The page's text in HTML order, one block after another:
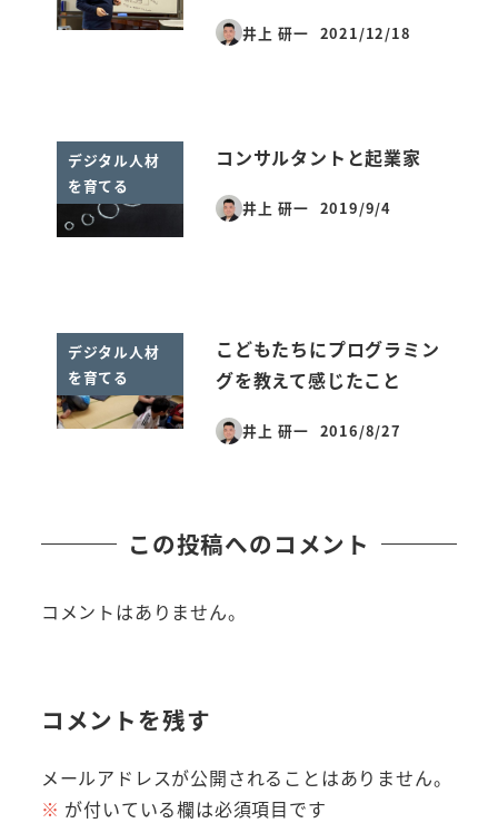
井上 研一
投稿日
2021/12/18
デジタル人材
を育てる
コンサルタントと起業家
井上 研一
投稿日
2019/9/4
デジタル人材
を育てる
こどもたちにプログラミン
グを教えて感じたこと
井上 研一
投稿日
2016/8/27
この投稿へのコメント
コメントはありません。
コメントを残す
メールアドレスが公開されることはありません。
※ が付いている欄は必須項目です